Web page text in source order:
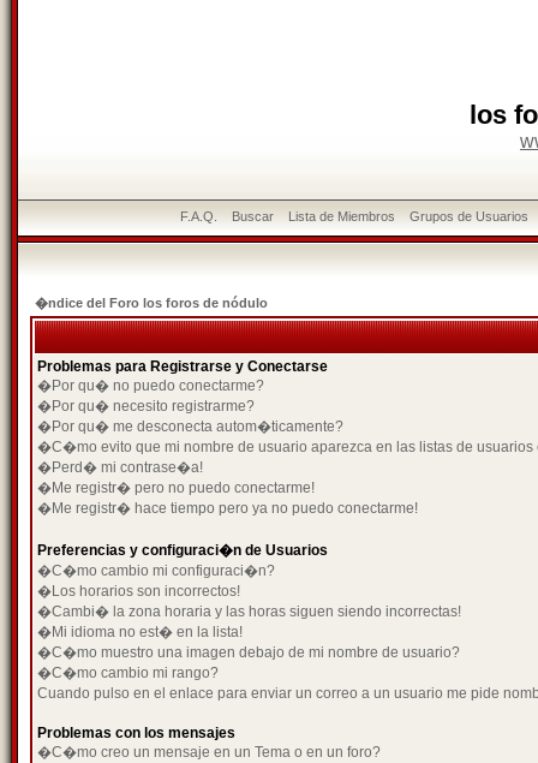
los
F.A.Q. Buscar Lista de Miembros Grupos de Usuarios
�ndice del Foro los foros de nódulo
Problemas para Registrarse y Conectarse
�Por qu� no puedo conectarme?
�Por qu� necesito registrarme?
�Por qu� me desconecta autom�ticamente?
�C�mo evito que mi nombre de usuario aparezca en las listas de usuarios
�Perd� mi contrase�a!
�Me registr� pero no puedo conectarme!
�Me registr� hace tiempo pero ya no puedo conectarme!
Preferencias y configuraci�n de Usuarios
�C�mo cambio mi configuraci�n?
�Los horarios son incorrectos!
�Cambi� la zona horaria y las horas siguen siendo incorrectas!
�Mi idioma no est� en la lista!
�C�mo muestro una imagen debajo de mi nombre de usuario?
�C�mo cambio mi rango?
Cuando pulso en el enlace para enviar un correo a un usuario me pide
Problemas con los mensajes
�C�mo creo un mensaje en un Tema o en un foro?